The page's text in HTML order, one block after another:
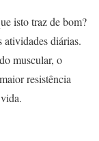
isto traz de bom?
atividades diárias.
muscular, o
resistência